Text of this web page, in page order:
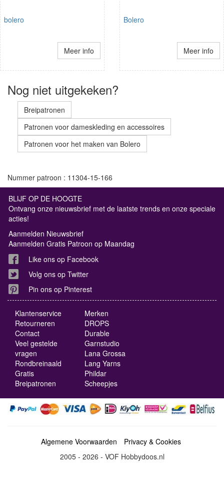
bolero
Meer info
Bolero
Meer info
Nog niet uitgekeken?
Breipatronen
Patronen voor dameskleding en accessoires
Patronen voor het maken van Bolero
Nummer patroon : 11304-15-166
BLIJF OP DE HOOGTE
Ontvang onze nieuwsbrief met de laatste trends en onze speciale
acties!
Aanmelden Nieuwsbrief
Aanmelden Gratis Patroon op Maandag
Like ons op Facebook
Volg ons op Twitter
Pin ons op Pinterest
Klantenservice
Retourneren
Contact
Veel gestelde
vragen
Rondbreinaald
Gratis
Breipatronen
Merken
DROPS
Durable
Garnstudio
Lana Grossa
Lang Yarns
Phildar
Scheepjes
Algemene Voorwaarden
Privacy & Cookies
2005 - 2026 - VOF Hobbydoos.nl